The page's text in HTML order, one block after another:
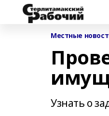
Местные
Узнать о